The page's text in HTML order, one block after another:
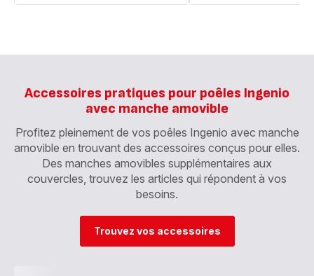
Accessoires pratiques pour poêles Ingenio
avec manche amovible
Profitez pleinement de vos poêles Ingenio avec manche
amovible en trouvant des accessoires conçus pour elles.
Des manches amovibles supplémentaires aux
couvercles, trouvez les articles qui répondent à vos
besoins.
Trouvez vos accessoires